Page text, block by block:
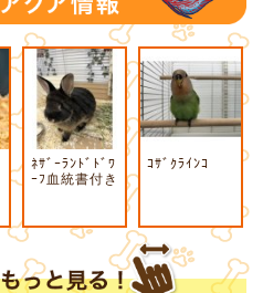
ﾈｻﾞｰﾗﾝﾄﾞﾄﾞﾜ
ｰﾌ血統書付き
ｺｻﾞｸﾗｲﾝｺ